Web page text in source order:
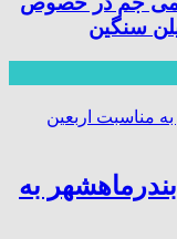
سنگین
به